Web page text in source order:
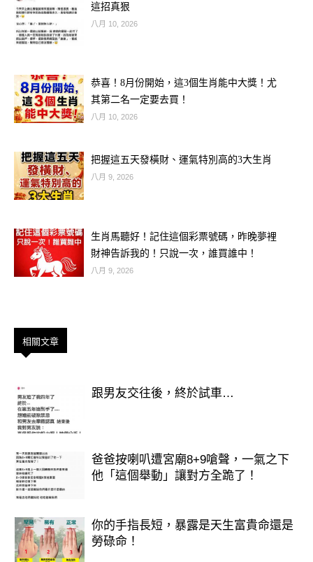
延伸閱讀
直來直往的牡羊，天生率性，對拍馬屁
這種事毫無興趣，他們最看不慣那些光
絕不會自己去做這樣的事，讓牡羊說些
違心的話來博取上司的歡心？這可比登
來說，低頭巴結是失去尊嚴的表現，他
們寧願靠實力說話。
獅子座
自尊心極強的獅子，無論在哪裡，都希
望是別人來尊重自己，而不是反過來去
討好別人，對他們來說，尊嚴和面子比
什麼都重要，要獅子在上司面前擺出奉
這招真狠
八月 10, 2026
恭喜！8月份開始，這3個生肖能中大獎！尤
其第二名一定要去買！
八月 10, 2026
把握這五天發橫財、運氣特別高的3大生肖
八月 9, 2026
生肖馬聽好！記住這個彩票號碼，昨晚夢裡
財神告訴我的！只說一次，誰買誰中！
八月 9, 2026
相關文章
跟男友交往後，終於試車…
爸爸按喇叭遭宮廟8+9嗆聲，一氣之下
他「這個舉動」讓對方全跪了！
你的手指長短，暴露是天生富貴命還是
勞碌命！